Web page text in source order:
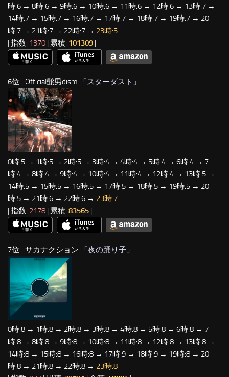
時:6 → 8時:6 → 9時:6 → 10時:6 → 11時:6 → 12時:6 → 13時:7 →
14時:7 → 15時:7 → 16時:7 → 17時:7 → 18時:7 → 19時:7 → 20
時:7 → 21時:7 → 22時:7 → 23時:5
| 指数: 1370 | 累積: 101309 |
6位…Official髭男dism 「スターダスト 」
0時:5 → 1時:5 → 2時:5 → 3時:4 → 4時:4 → 5時:4 → 6時:4 → 7
時:4 → 8時:4 → 9時:4 → 10時:4 → 11時:4 → 12時:4 → 13時:5 →
14時:5 → 15時:5 → 16時:5 → 17時:5 → 18時:5 → 19時:5 → 20
時:5 → 21時:6 → 22時:6 → 23時:7
| 指数: 2178 | 累積: 83565 |
7位…サカナクション 「 夜の踊り子 」
0時:8 → 1時:8 → 2時:8 → 3時:8 → 4時:8 → 5時:8 → 6時:8 → 7
時:8 → 8時:8 → 9時:8 → 10時:8 → 11時:8 → 12時:8 → 13時:8 →
14時:8 → 15時:8 → 16時:8 → 17時:9 → 18時:9 → 19時:8 → 20
時:8 → 21時:8 → 22時:8 → 23時:8